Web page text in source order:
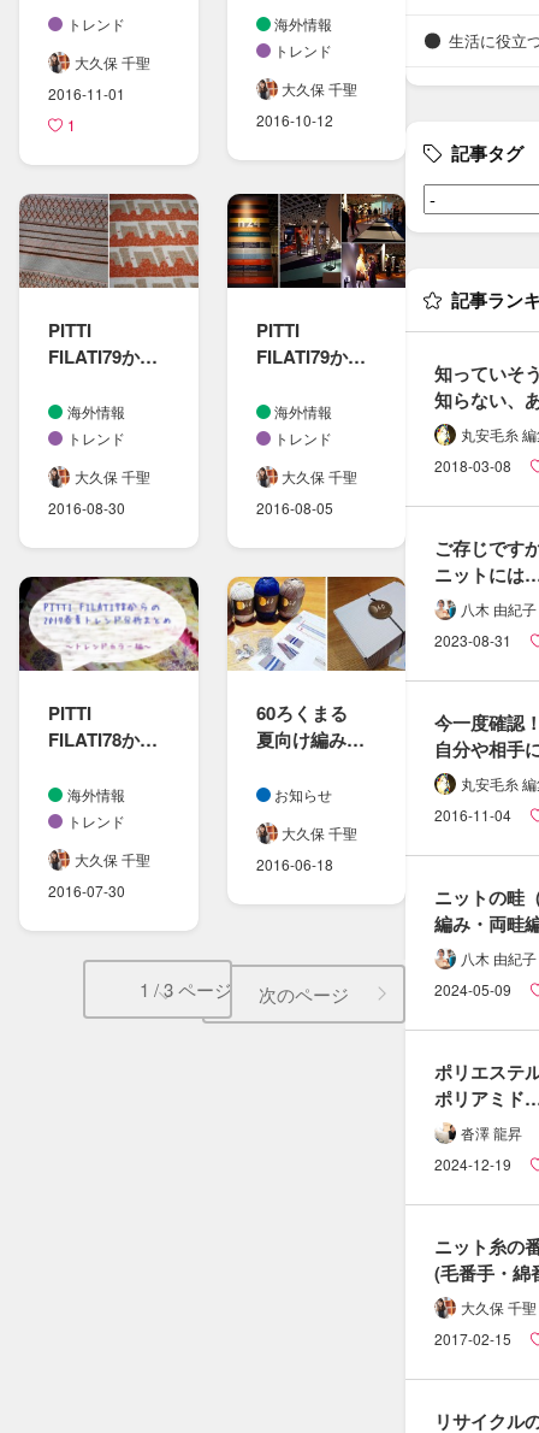
なる​|
自動配色SDS-
ONEの​
シュミレーシ
ョン
トレンド
大久保 千聖
2016-11-01
1
18秋冬トレン
ド分析まとめ
～トレンド柄
～
海外情報
トレンド
大久保 千聖
2016-10-12
PITTI
FILATI79から
18秋冬トレン
ド分析まとめ
～
トレンドカラ
ー編～
海外情報
トレンド
大久保 千聖
2016-08-30
PITTI
FILATI79から
18秋冬トレン
ド分析まとめ
～
トレンドテー
マ編～
海外情報
トレンド
大久保 千聖
2016-08-05
PITTI
FILATI78から
2017春夏トレ
ンド分析まと
め～
トレンドカラ
ー編～
海外情報
トレンド
大久保 千聖
2016-07-30
60ろく​まる​
夏向け編み物
タートの​
お知らせ
お知らせ
大久保 千聖
2016-06-18
1 / 3 ページ 次のページ
生活に役立
記事タグ
記事ラン
知っていそ
知らない、​
民族衣装っ
どんなの？
丸安毛糸
2018-03-08
ご存じです
ニットには​
欠かせない​
方​「は​た​結
八木 由紀子
2023-08-31
今​一度​確認
自分や​相手
効果丸安毛糸
2016-11-04
ニットの​畦
編み・両畦
片畦編みに​
説明します
八木 由紀子
2024-05-09
ポリエステ
ポリアミド
（ナイロン
違いとは？
沓澤 龍昇
2024-12-19
ニット糸の​
(毛番手・​綿
適正ゲージ
法
大久保 千聖
2017-02-15
リサイクル